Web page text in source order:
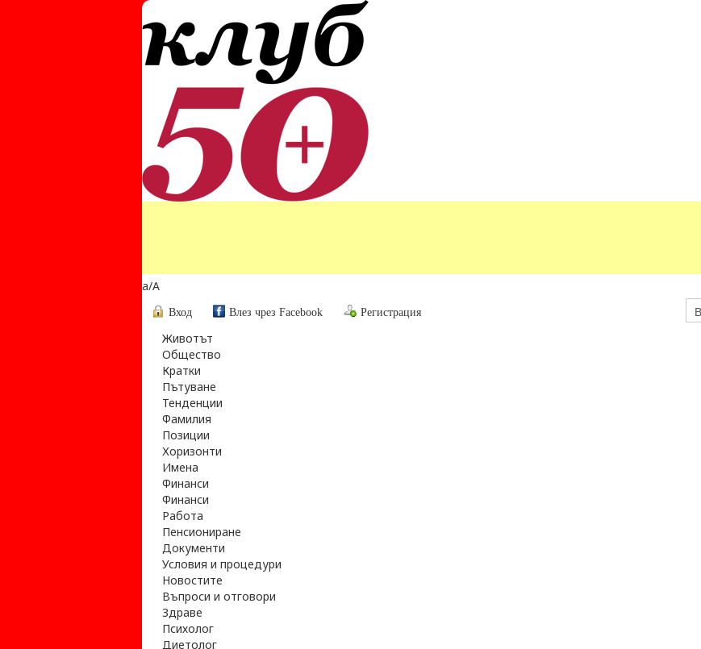
a/A
Вход Влез чрез Facebook Регистрация
Животът
Общество
Кратки
Пътуване
Тенденции
Фамилия
Позиции
Хоризонти
Имена
Финанси
Финанси
Работа
Пенсиониране
Документи
Условия и процедури
Новостите
Въпроси и отговори
Здраве
Психолог
Диетолог